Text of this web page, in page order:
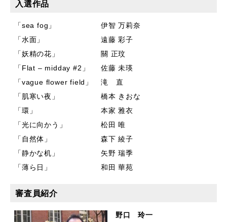
入選作品
「sea fog」
伊智 万莉奈
「水面」
遠藤 彩子
「妖精の花」
關 正玟
「Flat – midday #2」
佐藤 未瑛
「vague flower field」
滝 直
「肌寒い夜」
橋本 きおな
「環」
本家 雅衣
「光に向かう」
松田 唯
「自然体」
森下 綾子
「静かな机」
矢野 瑞季
「薄ら日」
和田 華苑
審査員紹介
野口